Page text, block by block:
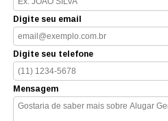
Digite seu email
Digite seu telefone
Mensagem